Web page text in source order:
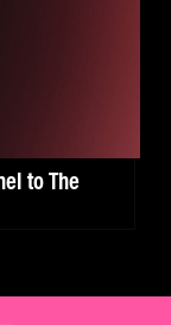
to The